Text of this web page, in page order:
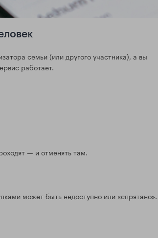
семьи (или другого участника), а вы
работает.
— и отменять там.
может быть недоступно или «спрятано».